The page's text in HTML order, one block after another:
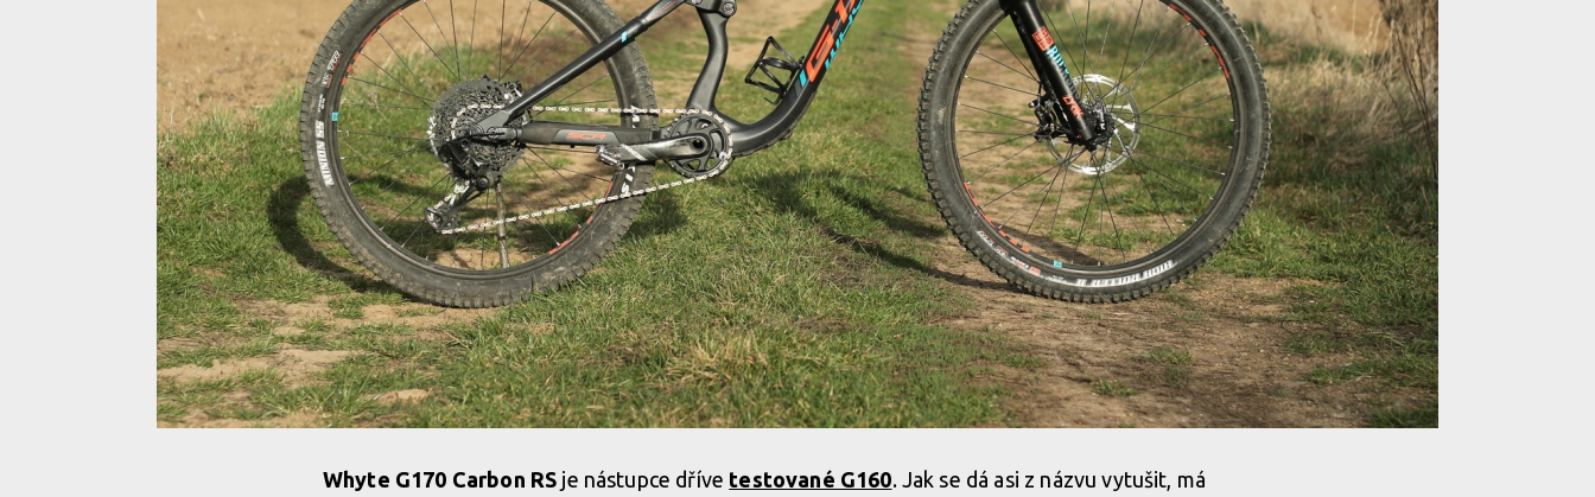
Whyte G170 Carbon RS je nástupce dříve testované G160. Jak se dá asi z názvu vytušit, má